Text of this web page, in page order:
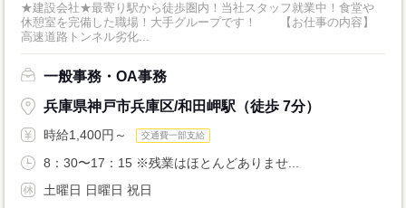
★建設会社★最寄り駅から徒歩圏内！当社スタッフ就業中！食堂や
休憩室を完備した職場！大手グループです！ 【お仕事の内容】
高速道路トンネル劣化...
一般事務・OA事務
兵庫県神戸市兵庫区/和田岬駅（徒歩 7分）
時給1,400円～ 交通費一部支給
8：30〜17：15 ※残業はほとんどありませ...
土曜日 日曜日 祝日